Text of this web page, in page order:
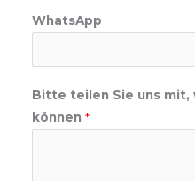
WhatsApp
e
Bitte teilen Sie uns mit,
können *